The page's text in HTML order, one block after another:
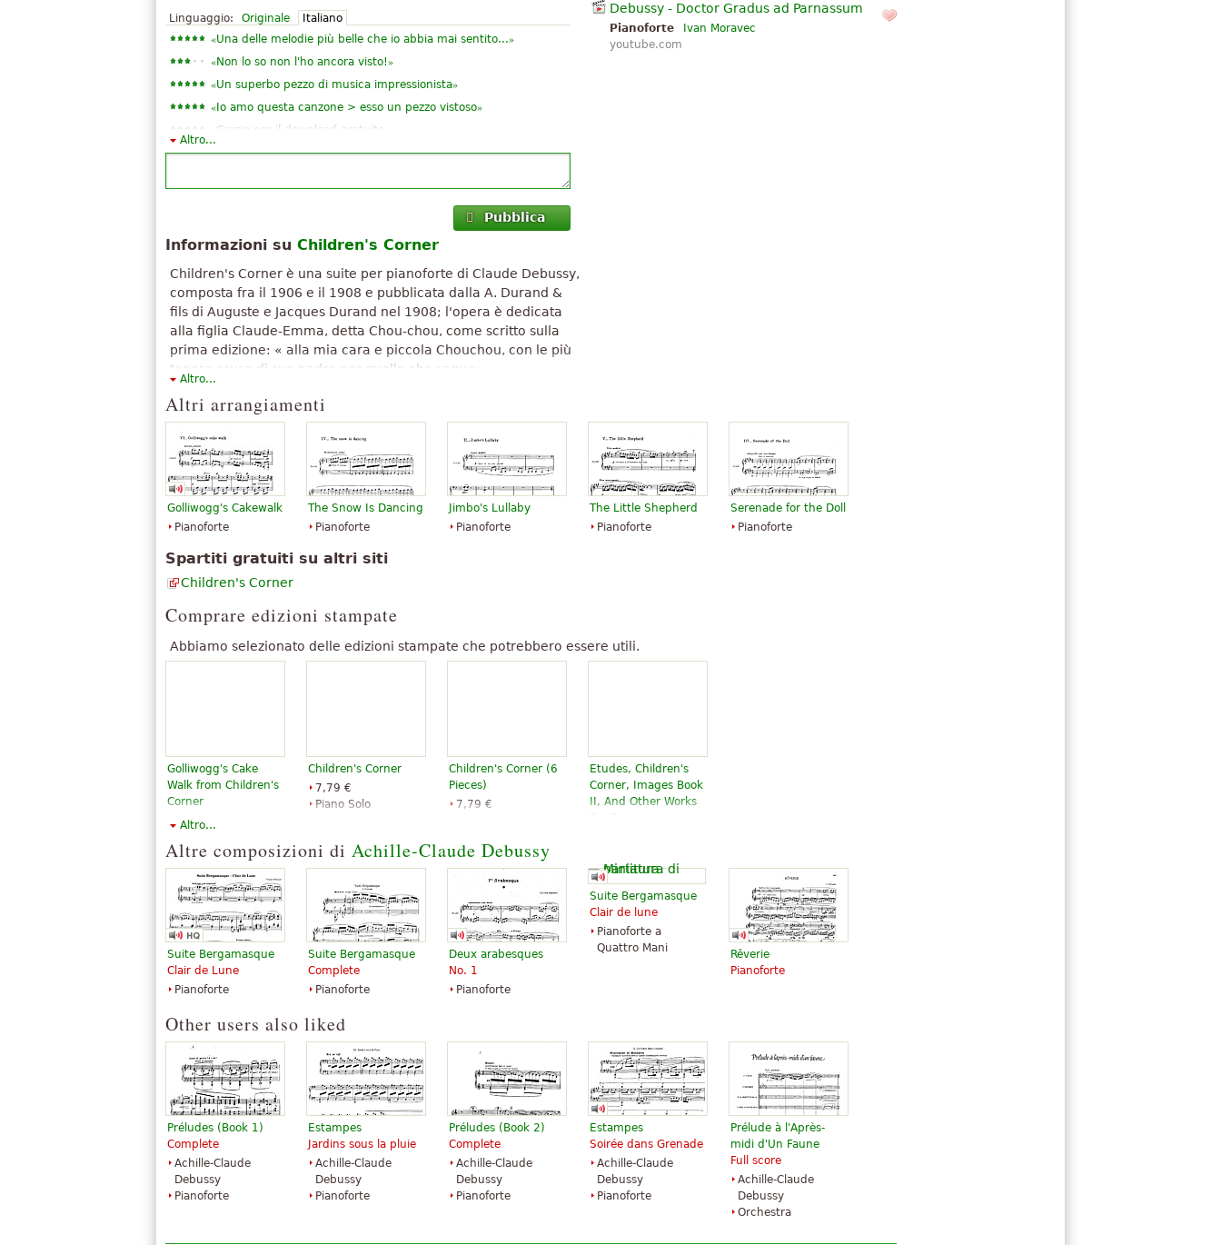
Debussy - Doctor Gradus ad Parnassum
Pianoforte
Ivan Moravec
youtube.com
Linguaggio: Originale Italiano
«Una delle melodie più belle che io abbia mai sentito...»
«Non lo so non l'ho ancora visto!»
«Un superbo pezzo di musica impressionista»
« Io amo questa canzone > esso un pezzo vistoso»
Grazie per il download gratuito
«molto buono, ma incompleto»
«non ancora giocato»
Mostra tutti (11)
Altro...
Pubblica
Informazioni su Children's Corner
Children's Corner è una suite per pianoforte di Claude Debussy,
composta fra il 1906 e il 1908 e pubblicata dalla A. Durand &
fils di Auguste e Jacques Durand nel 1908; l'opera è dedicata
alla figlia Claude-Emma, detta Chou-chou, come scritto sulla
prima edizione: « alla mia cara e piccola Chouchou, con le più
tenere scuse di suo padre per quello che segue».
Condividi allo stesso modo. Usa materiale dall'articolo Wikipedia "
Altro...
Altri arrangiamenti
Golliwogg's Cakewalk
Pianoforte
The Snow Is Dancing
Pianoforte
Jimbo's Lullaby
Pianoforte
The Little Shepherd
Pianoforte
Serenade for the Doll
Pianoforte
Spartiti gratuiti su altri siti
Children's Corner
Comprare edizioni stampate
Abbiamo selezionato delle edizioni stampate che potrebbero essere utili.
Golliwogg's Cake
Walk from Children's
Corner
6,92 €
Editions Durand
Children's Corner
7,79 €
Piano Solo
Children's Corner (6
Pieces)
7,79 €
Etudes, Children's
Corner, Images Book
II, And Other Works
Dover
Publications
Altro...
Altre composizioni di Achille-Claude Debussy
Suite Bergamasque
Clair de Lune
Pianoforte
Suite Bergamasque
Complete
Pianoforte
Deux arabesques
No. 1
Pianoforte
Suite Bergamasque
Clair de lune
Pianoforte a
Quattro Mani
Rêverie
Pianoforte
Other users also liked
Préludes (Book 1)
Complete
Achille-Claude
Debussy
Pianoforte
Estampes
Jardins sous la pluie
Achille-Claude
Debussy
Pianoforte
Préludes (Book 2)
Complete
Achille-Claude
Debussy
Pianoforte
Estampes
Soirée dans Grenade
Achille-Claude
Debussy
Pianoforte
Prélude à l'Après-
midi d'Un Faune
Full score
Achille-Claude
Debussy
Orchestra